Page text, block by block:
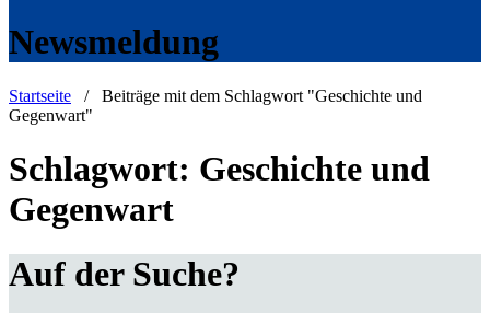
Newsmeldung
Startseite / Beiträge mit dem Schlagwort "Geschichte und
Gegenwart"
Schlagwort: Geschichte und
Gegenwart
Auf der Suche?